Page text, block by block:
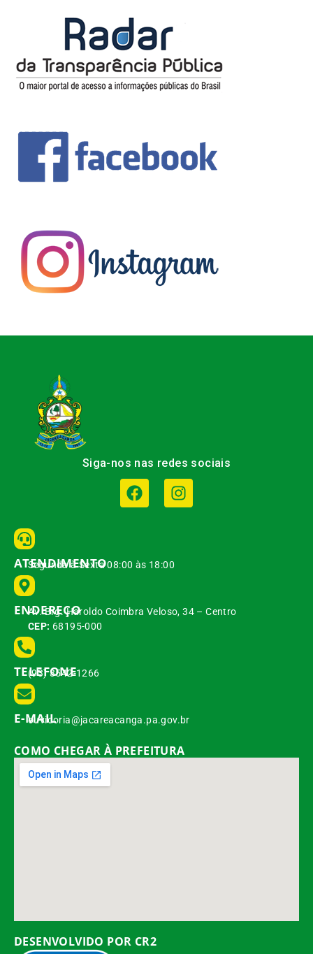
Siga-nos nas redes sociais
ATENDIMENTO
Segunda à Sexta 08:00 às 18:00
ENDEREÇO
Av. Brg. Haroldo Coimbra Veloso, 34 – Centro
CEP: 68195-000
TELEFONE
(93) 3542-1266
E-MAIL
ouvidoria@jacareacanga.pa.gov.br
COMO CHEGAR À PREFEITURA
DESENVOLVIDO POR CR2